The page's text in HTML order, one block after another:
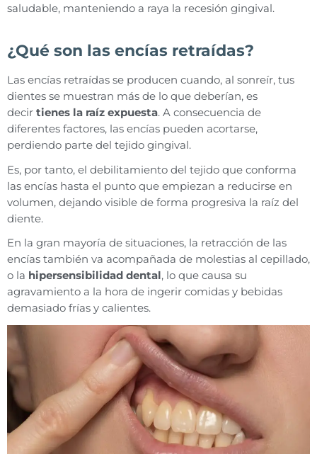
saludable, manteniendo a raya la recesión gingival.
¿Qué son las encías retraídas?
Las encías retraídas se producen cuando, al sonreír, tus
dientes se muestran más de lo que deberían, es
decir tienes la raíz expuesta. A consecuencia de
diferentes factores, las encías pueden acortarse,
perdiendo parte del tejido gingival.
Es, por tanto, el debilitamiento del tejido que conforma
las encías hasta el punto que empiezan a reducirse en
volumen, dejando visible de forma progresiva la raíz del
diente.
En la gran mayoría de situaciones, la retracción de las
encías también va acompañada de molestias al cepillado,
o la hipersensibilidad dental , lo que causa su
agravamiento a la hora de ingerir comidas y bebidas
demasiado frías y calientes.